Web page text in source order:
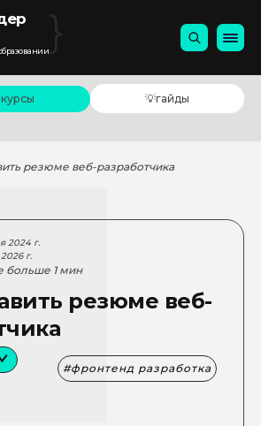
}
💡гайды
резюме веб-разработчика
2024 г.
г.
больше 1 мин
резюме веб-
фронтенд разработка